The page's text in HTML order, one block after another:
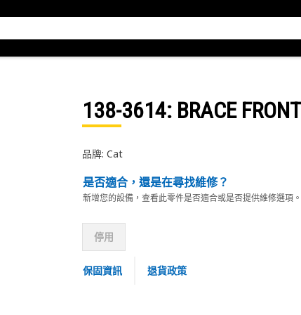
138-3614: BRACE FRONT
品牌: Cat
是否適合，還是在尋找維修？
新增您的設備，查看此零件是否適合或是否提供維修選項。
停用
保固資訊 退貨政策